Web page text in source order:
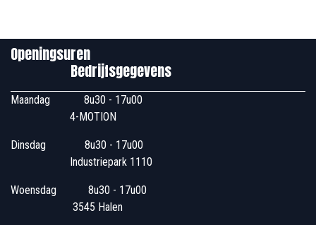
Openingsuren
Bedrijfsgegevens
Maandag
​8u30 - 17u00
4-MOTION
Dinsdag
​8u30 - 17u00
Industriepark 1110
Woensdag
​​​ 8u30 - 17u00
3545 Halen